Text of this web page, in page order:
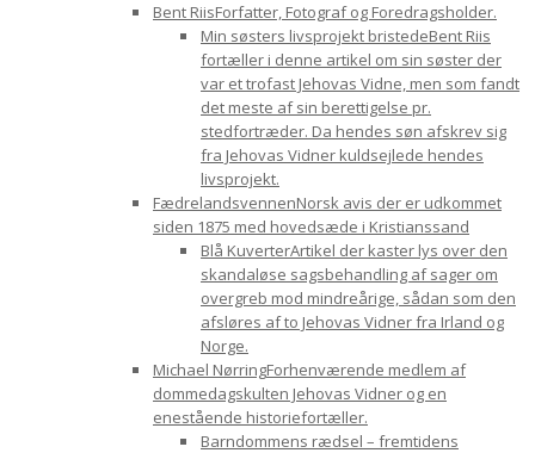
Bent RiisForfatter, Fotograf og Foredragsholder.
Min søsters livsprojekt bristedeBent Riis
fortæller i denne artikel om sin søster der
var et trofast Jehovas Vidne, men som fandt
det meste af sin berettigelse pr.
stedfortræder. Da hendes søn afskrev sig
fra Jehovas Vidner kuldsejlede hendes
livsprojekt.
FædrelandsvennenNorsk avis der er udkommet
siden 1875 med hovedsæde i Kristianssand
Blå KuverterArtikel der kaster lys over den
skandaløse sagsbehandling af sager om
overgreb mod mindreårige, sådan som den
afsløres af to Jehovas Vidner fra Irland og
Norge.
Michael NørringForhenværende medlem af
dommedagskulten Jehovas Vidner og en
enestående historiefortæller.
Barndommens rædsel – fremtidens